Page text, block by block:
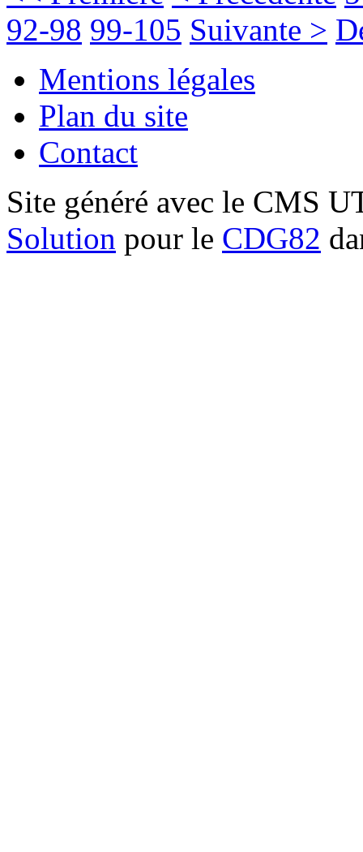
92-98 99-105 Suivante >
Mentions légales
Plan du site
Contact
Site généré avec le CMS
Solution pour le CDG82